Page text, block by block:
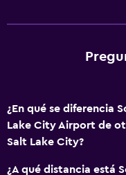
Habitaciones familiares
Teléfono
Posibilidad de
Espacio de
¿En qué se diferencia
Lake City Airport de
Salt Lake City?
¿A qué distancia está